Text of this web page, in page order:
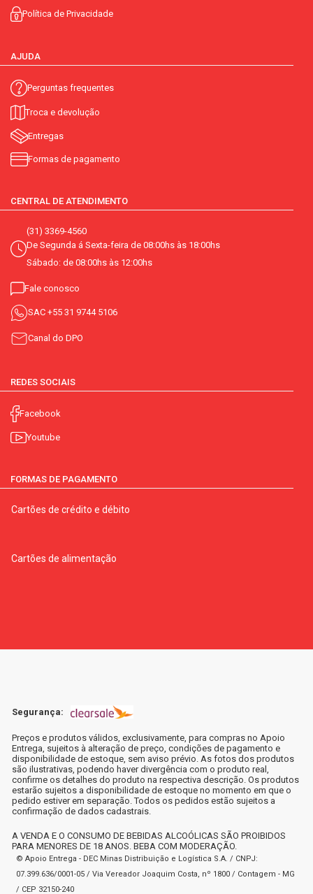
Política de Privacidade
AJUDA
Perguntas frequentes
Troca e devolução
Entregas
Formas de pagamento
CENTRAL DE ATENDIMENTO
(31) 3369-4560
De Segunda á Sexta-feira de 08:00hs às 18:00hs
Sábado: de 08:00hs às 12:00hs
Fale conosco
SAC +55 31 9744 5106
Canal do DPO
REDES SOCIAIS
Facebook
Youtube
FORMAS DE PAGAMENTO
Cartões de crédito e débito
Cartões de alimentação
Segurança:
Preços e produtos válidos, exclusivamente, para compras no Apoio
Entrega, sujeitos à alteração de preço, condições de pagamento e
disponibilidade de estoque, sem aviso prévio. As fotos dos produtos
são ilustrativas, podendo haver divergência com o produto real,
confirme os detalhes do produto na respectiva descrição. Os produtos
estarão sujeitos a disponibilidade de estoque no momento em que o
pedido estiver em separação. Todos os pedidos estão sujeitos a
confirmação de dados cadastrais.
A VENDA E O CONSUMO DE BEBIDAS ALCOÓLICAS SÃO PROIBIDOS
PARA MENORES DE 18 ANOS. BEBA COM MODERAÇÃO.
© Apoio Entrega - DEC Minas Distribuição e Logística S.A. / CNPJ:
07.399.636/0001-05 / Via Vereador Joaquim Costa, nº 1800 / Contagem - MG
/ CEP 32150-240